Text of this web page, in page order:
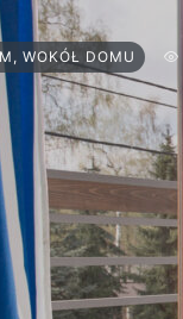
WOKÓŁ DOMU